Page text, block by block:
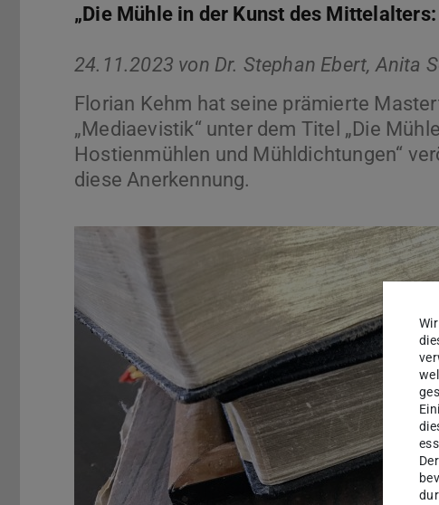
„Die Mühle in der Kunst des
24.11.2023 von Dr. Stephan Ebert, Anita
Florian Kehm hat seine prämierte
„Mediaevistik“ unter dem Titel „Die
Hostienmühlen und Mühldichtungen“
diese Anerkennung.